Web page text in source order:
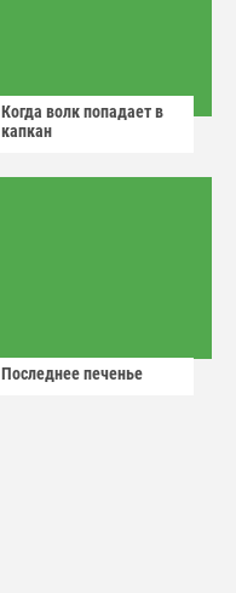
Когда волк попадает в
капкан
Последнее печенье